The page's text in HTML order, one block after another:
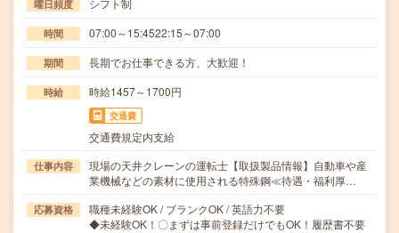
曜日頻度 シフト制
時間 07:00～15:4522:15～07:00
期間 長期でお仕事できる方、大歓迎！
時給 時給1457～1700円
交通費
交通費規定内支給
仕事内容
現場の天井クレーンの運転士【取扱製品情報】自動車や産
業機械などの素材に使用される特殊鋼≪待遇・福利厚…
応募資格
職種未経験OK / ブランクOK / 英語力不要
◆未経験OK！〇まずは事前登録だけでもOK！履歴書不要